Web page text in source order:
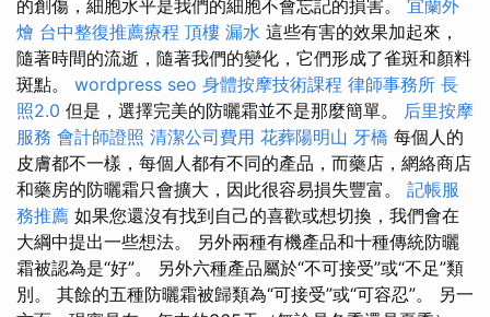
的創傷，細胞水平是我們的細胞不會忘記的損害。 宜蘭外
燴 台中整復推薦療程 頂樓 漏水 這些有害的效果加起來，
隨著時間的流逝，隨著我們的變化，它們形成了雀斑和顏料
斑點。 wordpress seo 身體按摩技術課程 律師事務所 長
照2.0 但是，選擇完美的防曬霜並不是那麼簡單。 后里按摩
服務 會計師證照 清潔公司費用 花葬陽明山 牙橋 每個人的
皮膚都不一樣，每個人都有不同的產品，而藥店，網絡商店
和藥房的防曬霜只會擴大，因此很容易損失豐富。 記帳服
務推薦 如果您還沒有找到自己的喜歡或想切換，我們會在
大綱中提出一些想法。 另外兩種有機產品和十種傳統防曬
霜被認為是“好”。 另外六種產品屬於“不可接受”或“不足”類
別。 其餘的五種防曬霜被歸類為“可接受”或“可容忍”。 另一